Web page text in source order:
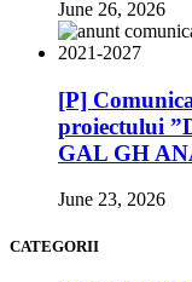
June 26, 2026
[P]
proiectului
GAL GH
June 23, 2026
CATEGORII